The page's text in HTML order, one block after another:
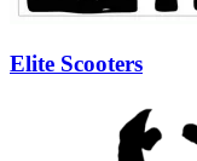
Elite Scooters